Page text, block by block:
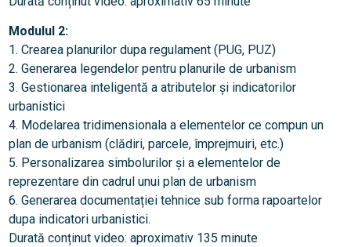
Modulul 2:
1. Crearea planurilor dupa regulament (PUG, PUZ)
2. Generarea legendelor pentru planurile de urbanism
3. Gestionarea inteligentă a atributelor și indicatorilor
urbanistici
4. Modelarea tridimensionala a elementelor ce compun un
plan de urbanism (clădiri, parcele, împrejmuiri, etc.)
5. Personalizarea simbolurilor și a elementelor de
reprezentare din cadrul unui plan de urbanism
6. Generarea documentației tehnice sub forma rapoartelor
dupa indicatori urbanistici.
Durată conținut video: aproximativ 135 minute